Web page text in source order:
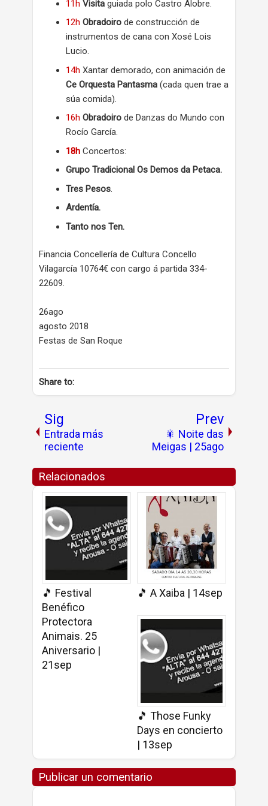
11h Visita guiada polo Castro Alobre.
12h Obradoiro de construcción de
instrumentos de cana con Xosé Lois
Lucio.
14h Xantar demorado, con animación de
Ce Orquesta Pantasma (cada quen trae a
súa comida).
16h Obradoiro de Danzas do Mundo con
Rocío García.
18h Concertos:
Grupo Tradicional Os Demos da Petaca.
Tres Pesos
Ardentía.
Tanto nos Ten.
Financia Concellería de Cultura Concello
Vilagarcía 10764€ con cargo á partida 334-
22609.
26ago
agosto 2018
Festas de San Roque
Share to:
Sig
Entrada más
reciente
Prev
🎇 Noite das
Meigas | 25ago
Relacionados
🎵 Festival
Benéfico
Protectora
Animais. 25
Aniversario |
21sep
🎵 A Xaiba | 14sep
🎵 Those Funky
Days en concierto
| 13sep
Publicar un comentario